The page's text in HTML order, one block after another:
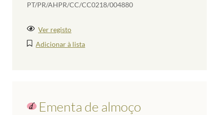
PT/PR/AHPR/CC/CC0218/004880
Ver registo
Adicionar à lista
Ementa de almoço